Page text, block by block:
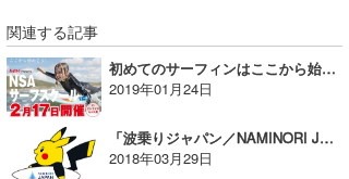
関連する記事
初めてのサーフィンはここから始めよう！NSAプールスクール2/17（日）・3/17（日）開催！【AD】
2019年01月24日
「波乗りジャパン／NAMINORI JAPAN」 マーケティング独占契約締結により体制を強化！
2018年03月29日
wanda
予報士 hiro.
banpaku
Mr.K